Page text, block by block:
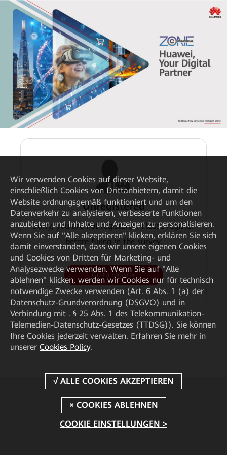
Unregistered
Sorry, you are not registered. Please register
before filling in the survey.
Go to register
Wir verwenden Cookies auf dieser Website,
einschließlich Cookies von Drittanbietern, damit die
Website ordnungsgemäß funktioniert und um den
Datenverkehr zu analysieren, verbesserte Funktionen
anzubieten und Inhalte und Anzeigen zu personalisieren.
Wenn Sie auf "Alle akzeptieren" klicken, erklären Sie sich
damit einverstanden, dass wir unsere eigenen Cookies
und Cookies von Dritten für Marketing- und
Analysezwecke verwenden. Wenn Sie auf "Alle
ablehnen" klicken, werden wir Cookies nur für technisch
notwendige Zwecke verwenden (Art. 6 Abs. 1 (a) der
Datenschutz-Grundverordnung (DSGVO) und in
Verbindung mit . § 25 Abs. 1 des Telekommunikation-
Telemedien-Datenschutz-Gesetzes (TTDSG)). Sie können
Ihre Cookies jederzeit verwalten. Erfahren Sie mehr in
unserer Cookies Policy.
COOKIE EINSTELLUNGEN >